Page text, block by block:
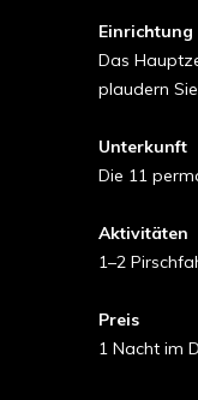
Einrichtung
Das
plaudern
Unterkunft
Die 11
Aktivitäten
1–2
Preis
1 Nacht im